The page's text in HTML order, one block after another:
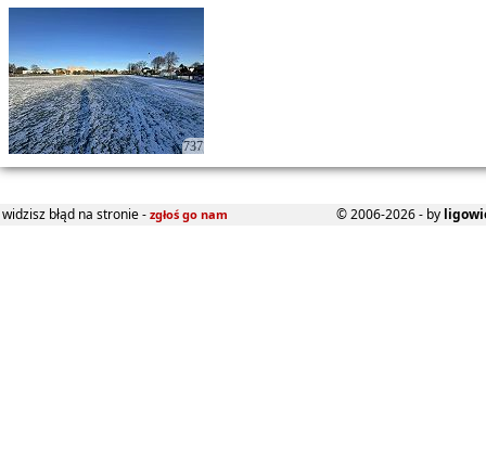
737
widzisz błąd na stronie - zgłoś go nam © 2006-2026 - by